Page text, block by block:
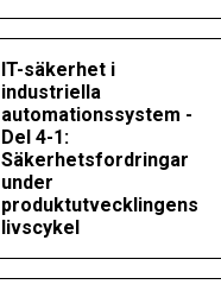
IT-säkerhet i
industriella
automationssystem -
Del 4-1:
Säkerhetsfordringar
under
produktutvecklingens
livscykel